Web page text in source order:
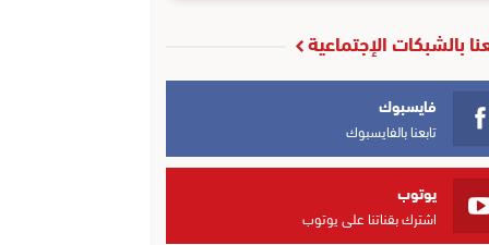
بالشبكات الإجتماعية
فايسبوك
تابعنا بالفايسبوك
يوتوب
اشترك بقناتنا على يوتوب